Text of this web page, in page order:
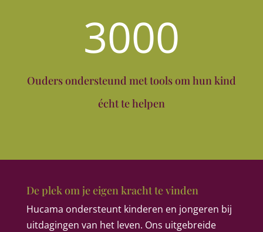
3000
Ouders ondersteund met tools om hun kind
écht te helpen
De plek om je eigen kracht te vinden
Hucama ondersteunt kinderen en jongeren bij
uitdagingen van het leven. Ons uitgebreide